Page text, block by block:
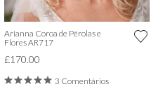
Arianna Coroa de Pérolas e
Flores AR717
£170.00
3 Comentários